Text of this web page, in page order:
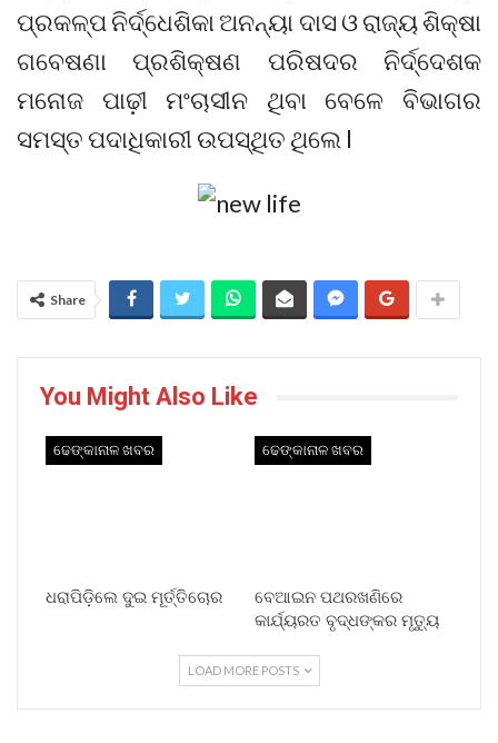
ପ୍ରକଳ୍ପ ନିର୍ଦ୍ଧେଶିକା ଅନନ୍ୟା ଦାସ ଓ ରାଜ୍ୟ ଶିକ୍ଷା
ଗବେଷଣା ପ୍ରଶିକ୍ଷଣ ପରିଷଦର ନିର୍ଦ୍ଦେଶକ
ମନୋଜ ପାଢ଼ୀ ମଂଚାସୀନ ଥିବା ବେଳେ ବିଭାଗର
ସମସ୍ତ ପଦାଧିକାରୀ ଉପସ୍ଥିତ ଥିଲେ l
Share
You Might Also Like
ଢେଙ୍କାନାଳ ଖବର
ଧରାପିଡ଼ିଲେ ଦୁଇ ମୂର୍ତ୍ତିଚୋର
ଢେଙ୍କାନାଳ ଖବର
ବେଆଇନ ପଥରଖଣିରେ
କାର୍ଯ୍ୟରତ ବୃଦ୍ଧଙ୍କର ମୃତ୍ୟୁ
LOAD MORE POSTS